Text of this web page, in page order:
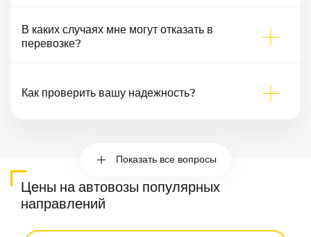
В каких случаях мне могут отказать в
перевозке?
Как проверить вашу надежность?
Показать все вопросы
Цены на автовозы популярных
направлений